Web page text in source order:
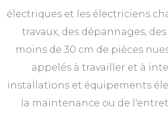
électriques et les électriciens
travaux, des dépannages,
moins de 30 cm de pièces
appelés à travailler et à
installations et équipements
la maintenance ou de